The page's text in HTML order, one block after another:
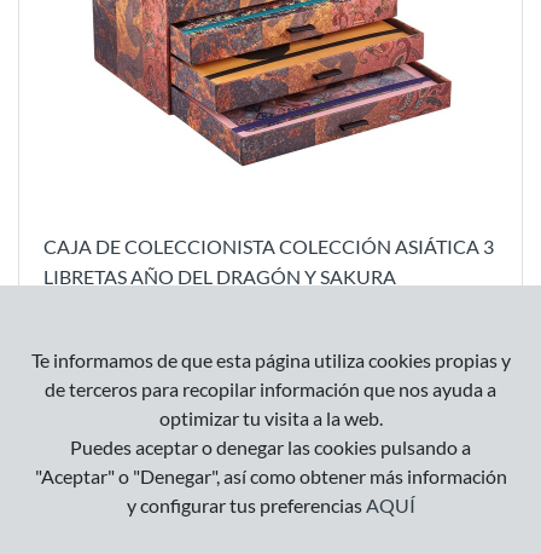
CAJA DE COLECCIONISTA COLECCIÓN ASIÁTICA 3
LIBRETAS AÑO DEL DRAGÓN Y SAKURA
Te informamos de que esta página utiliza cookies propias y
de terceros para recopilar información que nos ayuda a
optimizar tu visita a la web.
Puedes aceptar o denegar las cookies pulsando a
"Aceptar" o "Denegar", así como obtener más información
y configurar tus preferenciasAQUÍ